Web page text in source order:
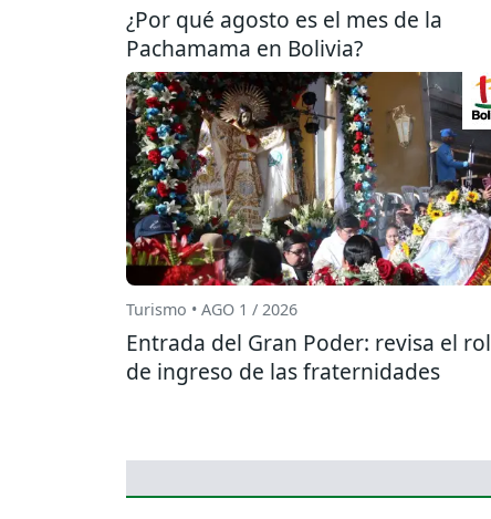
¿Por qué agosto es el mes de la
Pachamama en Bolivia?
Turismo • AGO 1 / 2026
Entrada del Gran Poder: revisa el rol
de ingreso de las fraternidades